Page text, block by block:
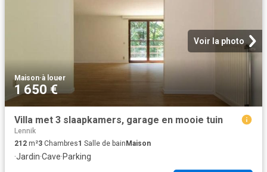
Voir la photo
Maison·à louer
1 650 €
Villa met 3 slaapkamers, garage en mooie tuin
Lennik
212 m²3 Chambres1 Salle de bain Maison
·Jardin·Cave·Parking